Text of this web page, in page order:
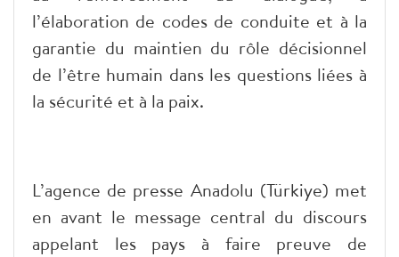
l’élaboration de codes de conduite et à la
garantie du maintien du rôle décisionnel
de l’être humain dans les questions liées à
la sécurité et à la paix.
L’agence de presse Anadolu (Türkiye) met
en avant le message central du discours
appelant les pays à faire preuve de